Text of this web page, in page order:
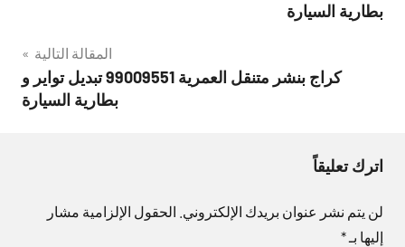
بطارية السيارة
المقالة التالية
كراج بنشر متنقل العمرية 99009551‬ تبديل تواير و
بطارية السيارة
اترك تعليقاً
لن يتم نشر عنوان بريدك الإلكتروني. الحقول الإلزامية مشار
إليها بـ*